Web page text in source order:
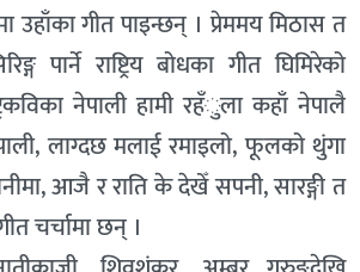
उहाँका गीत पाइन्छन् । प्रेममय मिठास त
पार्ने राष्ट्रिय बोधका गीत घिमिरेको
नेपाली हामी रहँुला कहाँ नेपालै
लाग्दछ मलाई रमाइलो, फूलको थुंगा
आजै र राति के देखेँ सपनी, सारङ्गी त
चर्चामा छन् ।